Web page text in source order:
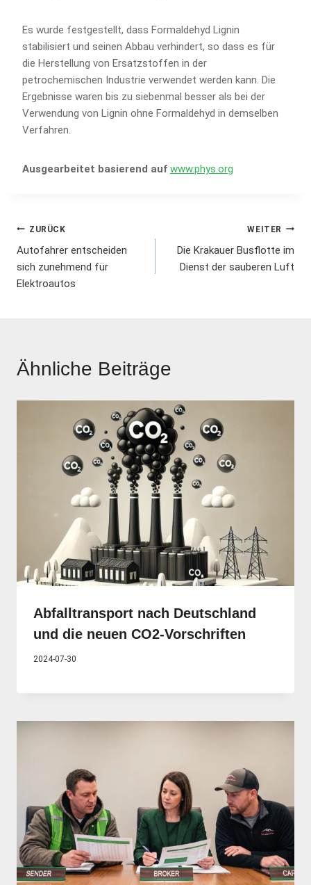
Es wurde festgestellt, dass Formaldehyd Lignin
stabilisiert und seinen Abbau verhindert, so dass es für
die Herstellung von Ersatzstoffen in der
petrochemischen Industrie verwendet werden kann. Die
Ergebnisse waren bis zu siebenmal besser als bei der
Verwendung von Lignin ohne Formaldehyd in demselben
Verfahren.
Ausgearbeitet basierend auf www.phys.org
Beitrags-
Navigation
ZURÜCK
Autofahrer entscheiden
sich zunehmend für
Elektroautos
WEITER
Die Krakauer Busflotte im
Dienst der sauberen Luft
Ähnliche Beiträge
Abfalltransport nach Deutschland
und die neuen CO2-Vorschriften
2024-07-30